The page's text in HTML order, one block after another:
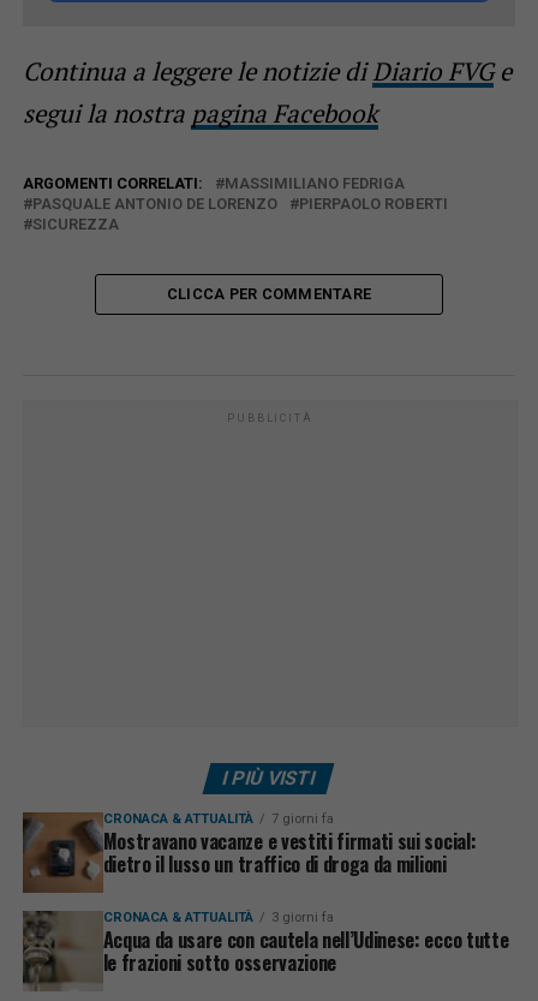
Continua a leggere le notizie diDiario FVGe
segui la nostra pagina Facebook
ARGOMENTI CORRELATI:
MASSIMILIANO FEDRIGA
PASQUALE ANTONIO DE LORENZO
PIERPAOLO ROBERTI
SICUREZZA
CLICCA PER COMMENTARE
PUBBLICITÀ
I PIÙ VISTI
CRONACA & ATTUALITÀ 7 giorni fa
Mostravano vacanze e vestiti firmati sui social:
dietro il lusso un traffico di droga da milioni
CRONACA & ATTUALITÀ 3 giorni fa
Acqua da usare con cautela nell’Udinese: ecco tutte
le frazioni sotto osservazione